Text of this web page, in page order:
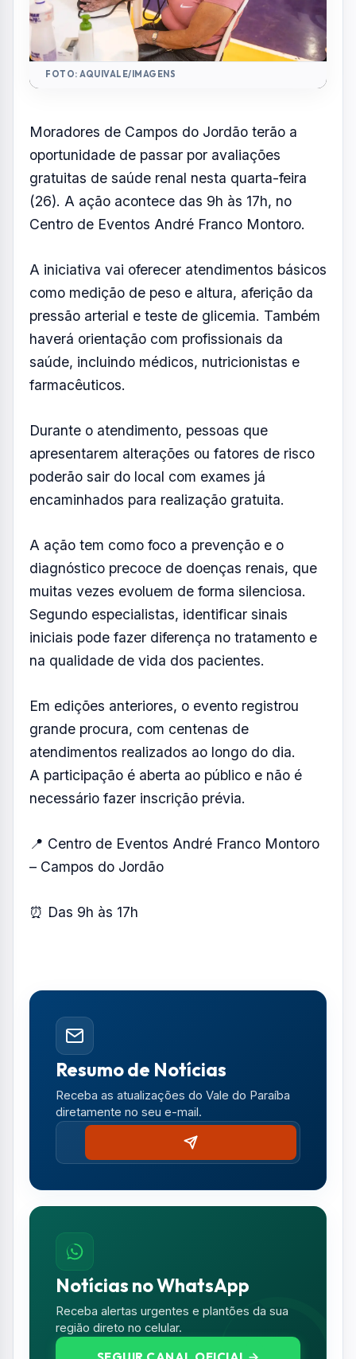
A iniciativa vai oferecer atendimentos básicos
como medição de peso e altura, aferição da
pressão arterial e teste de glicemia. Também
haverá orientação com profissionais da
farmacêuticos.
Durante o atendimento, pessoas que
apresentarem alterações ou fatores de risco
poderão sair do local com exames já
A ação tem como foco a prevenção e o
diagnóstico precoce de doenças renais, que
muitas vezes evoluem de forma silenciosa.
Segundo especialistas, identificar sinais
iniciais pode fazer diferença no tratamento e
Em edições anteriores, o evento registrou
grande procura, com centenas de
atendimentos realizados ao longo do dia.
necessário fazer inscrição prévia.
📍 Centro de Eventos André Franco Montoro
– Campos do Jordão
⏰ Das 9h às 17h
Resumo de Notícias
Receba as atualizações do Vale do Paraíba
diretamente no seu e-mail.
Notícias no WhatsApp
Receba alertas urgentes e plantões da sua
região direto no celular.
SEGUIR CANAL OFICIAL
Comentários (0)
Nenhum comentário publicado ainda. Seja o